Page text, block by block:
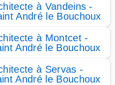
à Vandeins -
André le Bouchoux
à Montcet -
André le Bouchoux
à Servas -
André le Bouchoux